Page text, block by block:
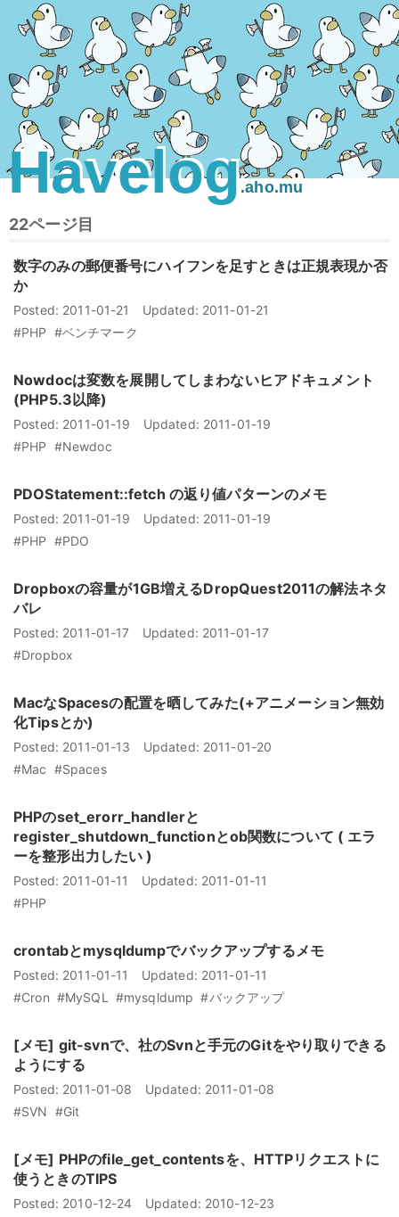
Havelog.aho.mu
22ページ目
数字のみの郵便番号にハイフンを足すときは正規表現か否
か
Posted: 2011-01-21 Updated: 2011-01-21
#PHP #ベンチマーク
Nowdocは変数を展開してしまわないヒアドキュメント
(PHP5.3以降)
Posted: 2011-01-19 Updated: 2011-01-19
#PHP #Newdoc
PDOStatement::fetch の返り値パターンのメモ
Posted: 2011-01-19 Updated: 2011-01-19
#PHP #PDO
Dropboxの容量が1GB増えるDropQuest2011の解法ネタ
バレ
Posted: 2011-01-17 Updated: 2011-01-17
#Dropbox
MacなSpacesの配置を晒してみた(+アニメーション無効
化Tipsとか)
Posted: 2011-01-13 Updated: 2011-01-20
#Mac #Spaces
PHPのset_erorr_handlerと
register_shutdown_functionとob関数について ( エラ
ーを整形出力したい )
Posted: 2011-01-11 Updated: 2011-01-11
#PHP
crontabとmysqldumpでバックアップするメモ
Posted: 2011-01-11 Updated: 2011-01-11
#Cron #MySQL #mysqldump #バックアップ
[メモ] git-svnで、社のSvnと手元のGitをやり取りできる
ようにする
Posted: 2011-01-08 Updated: 2011-01-08
#SVN #Git
[メモ] PHPのfile_get_contentsを、HTTPリクエストに
使うときのTIPS
Posted: 2010-12-24 Updated: 2010-12-23